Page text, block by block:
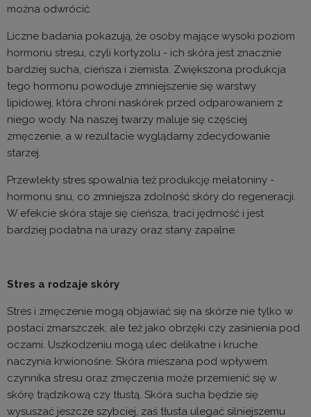
można odwrócić.
Liczne badania pokazują, że osoby mające wysoki poziom
hormonu stresu, czyli kortyzolu - ich skóra jest znacznie
bardziej sucha, cieńsza i ziemista. Zwiększona produkcja
tego hormonu powoduje zmniejszenie się warstwy
lipidowej, która chroni naskórek przed odparowaniem z
niego wody. Na naszej twarzy maluje się częściej
zmęczenie, a w rezultacie wyglądamy zdecydowanie
starzej.
Przewlekły stres spowalnia też produkcję melatoniny -
hormonu snu, co zmniejsza zdolność skóry do regeneracji.
W efekcie skóra staje się cieńsza, traci jędrność i jest
bardziej podatna na urazy oraz stany zapalne.
Stres a rodzaje skóry
Stres i zmęczenie mogą objawiać się na skórze nie tylko w
postaci zmarszczek, ale też jako obrzęki czy zasinienia pod
oczami. Uszkodzeniu mogą ulec delikatne i kruche
naczynia krwionośne. Skóra mieszana pod wpływem
czynnika stresu oraz zmęczenia może przemienić się w
skórę trądzikową czy tłustą. Skóra sucha będzie się
wysuszać jeszcze szybciej, zaś tłusta ulegać silniejszemu